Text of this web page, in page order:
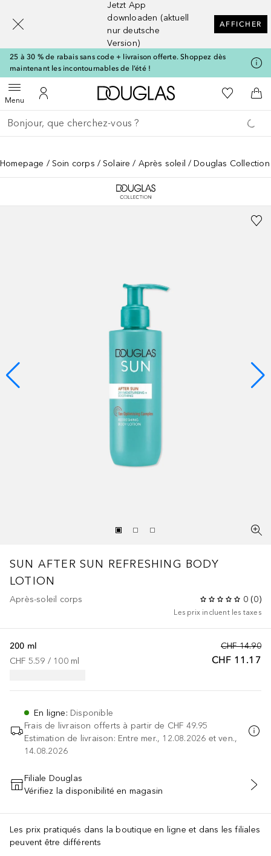
Jetzt App
downloaden (aktuell
nur deutsche
Version)
AFFICHER
25 à 30 % de rabais sans code + livraison offerte. Shoppez dès
maintenant les incontournables de l’été !
MenuOuvrir le menuVers Mon Compte
Vers l'accueil Douglas
Vers Ma
Retourner
Exécuter la recherche
Homepage Soin corps Solaire Après soleil Douglas
SUN AFTER SUN REFRESHING BODY
LOTION
Après-soleil corps 0 (0)
Les prix incluent les taxes
CHF 14.90
CHF 11.17
200 ml
CHF 5.59 / 100 ml
En ligne: Disponible
Frais de livraison offerts à partir de CHF 49.95
Estimation de livraison: Entre mer., 12.08.2026 et ven.,
14.08.2026
AJOUTER AU PANIER
Filiale Douglas
Vérifiez la disponibilité en magasin
Les prix pratiqués dans la boutique en ligne et dans les filiales
peuvent être différents
[navigation.slideout.screenreader]